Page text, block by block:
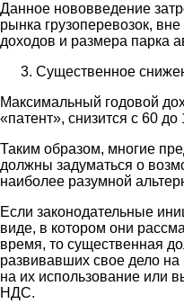
Данное нововведение
рынка грузоперевозок,
доходов и размера парка
Существенное
Максимальный годовой
«патент», снизится с 60
Таким образом, многие
должны задуматься о
наиболее разумной
Если законодательные
виде, в котором они
время, то существенная
развивавших свое дело
на их использование или
НДС.